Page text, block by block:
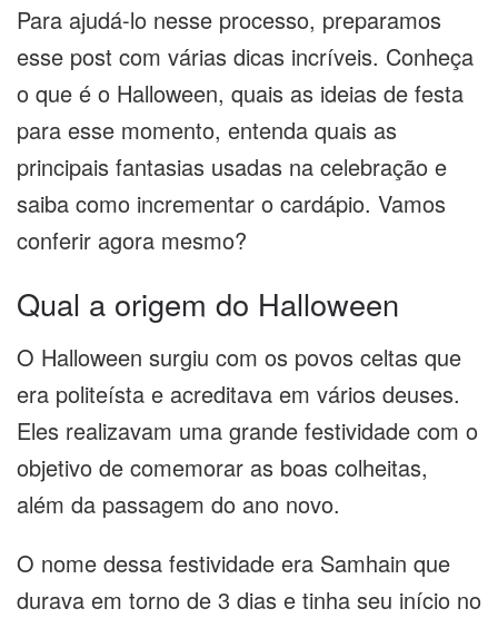
Para ajudá-lo nesse processo, preparamos
esse post com várias dicas incríveis. Conheça
o que é o Halloween, quais as ideias de festa
para esse momento, entenda quais as
principais fantasias usadas na celebração e
saiba como incrementar o cardápio. Vamos
conferir agora mesmo?
Qual a origem do Halloween
O Halloween surgiu com os povos celtas que
era politeísta e acreditava em vários deuses.
Eles realizavam uma grande festividade com o
objetivo de comemorar as boas colheitas,
além da passagem do ano novo.
O nome dessa festividade era Samhain que
durava em torno de 3 dias e tinha seu início no